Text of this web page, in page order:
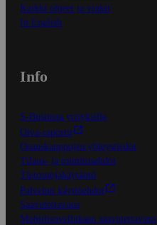
Kaikki ohjeet ja vinkit
In English
Info
S-Business yrityksille
Oiva-raportit
Osuuskauppojen yhteystiedot
Tilaus- ja toimitusehdot
Tietosuojakäytäntö
Palvelun käyttöehdot
Saavutettavuus
Mobiilisovelluksen saavutettavuus